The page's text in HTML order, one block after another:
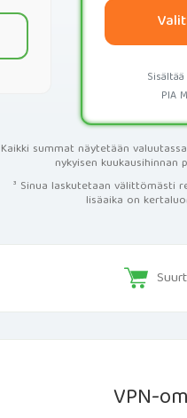
Sisältää
PIA
Kaikki summat näytetään
nykyisen kuukausihinnan
³ Sinua laskutetaan välittömästi
lisäaika on
VPN-